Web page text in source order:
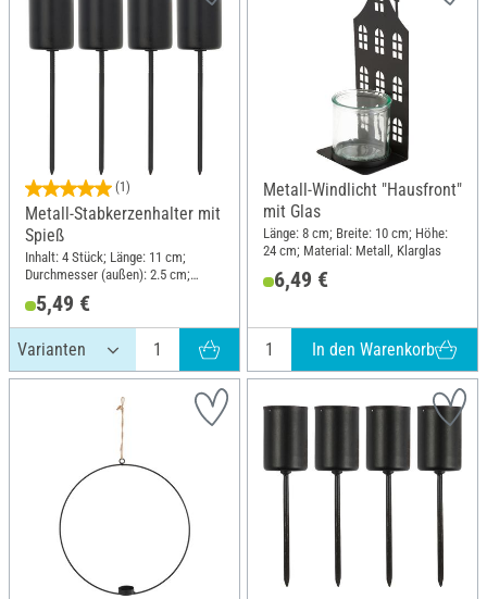
(1)
Metall-Stabkerzenhalter mit
Spieß
Inhalt: 4 Stück; Länge: 11 cm;
Durchmesser (außen): 2.5 cm;
5,49 €
Metall-Windlicht "Hausfront"
mit Glas
Länge: 8 cm; Breite: 10 cm; Höhe:
24 cm; Material: Metall, Klarglas
6,49 €
In den Warenkorb